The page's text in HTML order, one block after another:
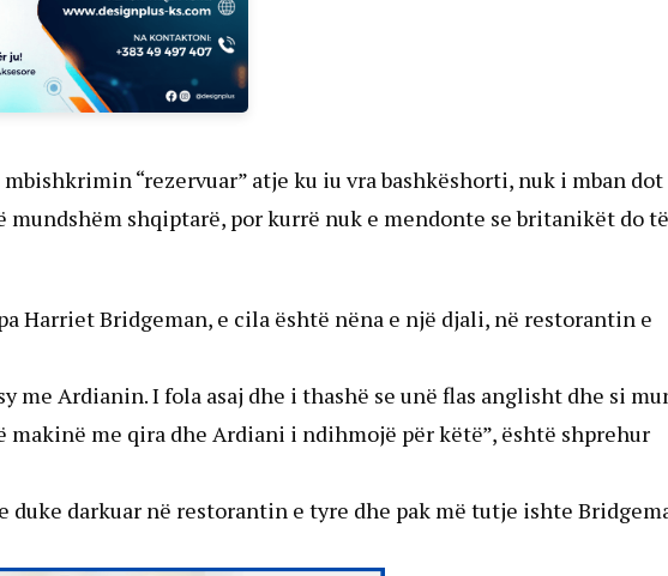
“rezervuar” atje ku iu vra bashkëshorti, nuk i mban dot
shqiptarë, por kurrë nuk e mendonte se britanikët do të
Harriet Bridgeman, e cila është nëna e një djali, në restorantin e
me Ardianin. I fola asaj dhe i thashë se unë flas anglisht dhe si
me qira dhe Ardiani i ndihmojë për këtë”, është shprehur
duke darkuar në restorantin e tyre dhe pak më tutje ishte